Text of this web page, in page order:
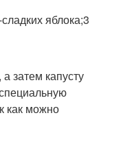
яблока;3
затем капусту
как можно